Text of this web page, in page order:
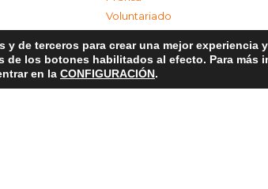
Voluntariado
Contacta
Aviso Legal
Política de Privacidad
y de terceros para crear una mejor
de los botones habilitados al efecto. Para
en la CONFIGURACIÓN.